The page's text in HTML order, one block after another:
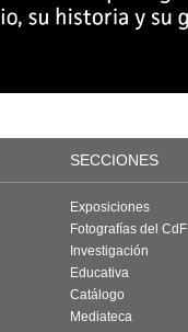
SECCIONES
Exposiciones
Fotografías del CdF
Investigación
Educativa
Catálogo
Mediateca